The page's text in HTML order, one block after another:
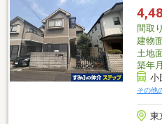
徒歩9分(約650m)■ ご希望の住まい
━━━━━・・・物件の詳細・ご相
ださい。
間取り
建物
土地
築年月
小
その他
東